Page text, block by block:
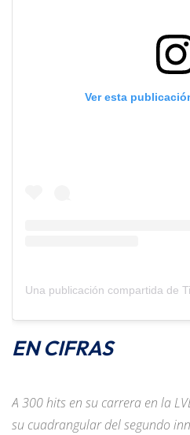
Ver esta
Una publicación compartida de
EN CIFRAS
A 300 hits en su carrera en la
su cuadrangular del segundo